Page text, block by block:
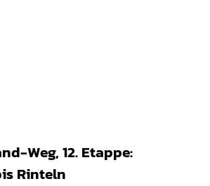
Weg, 12. Etappe:
Rinteln